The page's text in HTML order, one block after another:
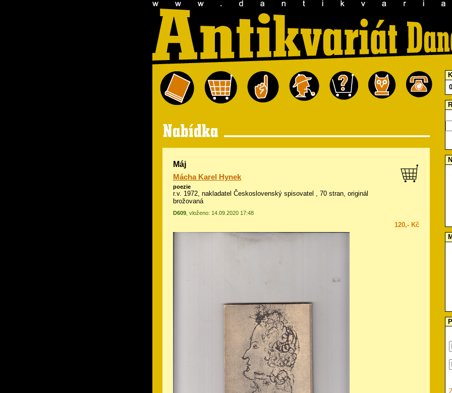
Máj
Mácha Karel Hynek
poezie
r.v. 1972, nakladatel Československý spisovatel , 70 stran, originál
brožovaná
D609 , vloženo: 14.09.2020 17:48
120,- Kč
0